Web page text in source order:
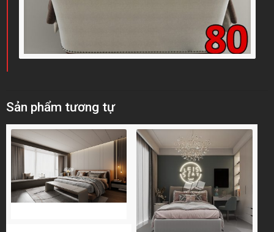
Sản phẩm tương tự